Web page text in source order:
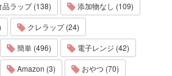
品ラップ (138)
添加物なし (109)
クレラップ (24)
簡単 (496)
電子レンジ (42)
Amazon (3)
おやつ (70)